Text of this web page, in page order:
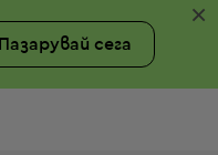
Пазарувай сега
×